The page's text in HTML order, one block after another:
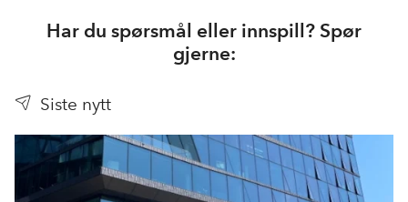
Har du spørsmål eller innspill? Spør
gjerne:
Siste nytt